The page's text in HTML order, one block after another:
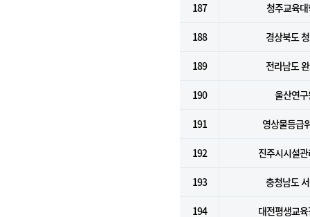
187 청주교육
188 경상북도
189 전라남도
190 울산연
191 영상물등급
192 진주시시설
193 충청남도
194 대전평생교